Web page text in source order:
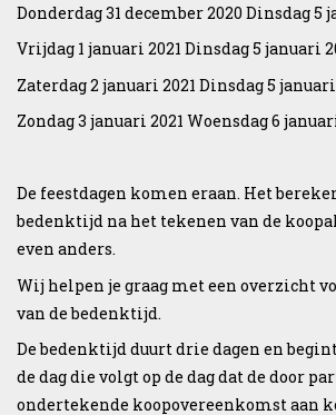
Donderdag 31 december 2020 Dinsdag 5
Vrijdag 1 januari 2021 Dinsdag 5 januari
Zaterdag 2 januari 2021 Dinsdag 5 januari
Zondag 3 januari 2021 Woensdag 6
De feestdagen komen eraan. Het
bedenktijd na het tekenen van de
even anders.
Wij helpen je graag met een overzicht
van de bedenktijd.
De bedenktijd duurt drie dagen en
de dag die volgt op de dag dat de door
ondertekende koopovereenkomst aan